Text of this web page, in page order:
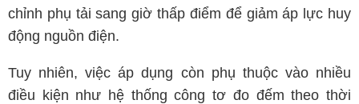
chỉnh phụ tải sang giờ thấp điểm để giảm áp lực huy
động nguồn điện.
Tuy nhiên, việc áp dụng còn phụ thuộc vào nhiều
điều kiện như hệ thống công tơ đo đếm theo thời